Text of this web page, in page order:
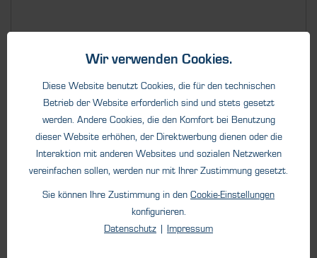
Wir verwenden Cookies.
Diese Website benutzt Cookies, die für den technischen
Betrieb der Website erforderlich sind und stets gesetzt
werden. Andere Cookies, die den Komfort bei Benutzung
dieser Website erhöhen, der Direktwerbung dienen oder die
Interaktion mit anderen Websites und sozialen Netzwerken
vereinfachen sollen, werden nur mit Ihrer Zustimmung gesetzt.
Sie können Ihre Zustimmung in den Cookie-Einstellungen
konfigurieren.
Datenschutz | Impressum